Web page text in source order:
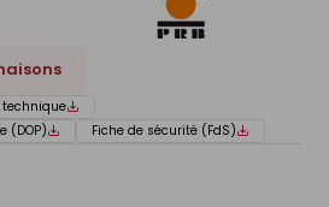
technique
(DOP)
Fiche de sécurité (FdS)